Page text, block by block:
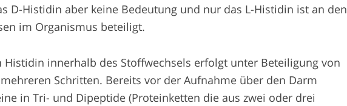
D-Histidin aber keine Bedeutung und nur das L-Histidin ist an den
im Organismus beteiligt.
Histidin innerhalb des Stoffwechsels erfolgt unter Beteiligung von
Schritten. Bereits vor der Aufnahme über den Darm
in Tri- und Dipeptide (Proteinketten die aus zwei oder drei